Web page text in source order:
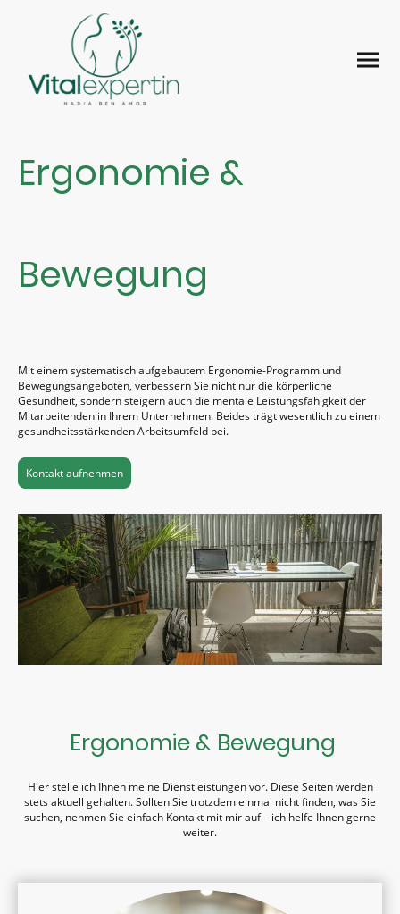
Ergonomie &
Bewegung
Mit einem systematisch aufgebautem Ergonomie-Programm und
Bewegungsangeboten, verbessern Sie nicht nur die körperliche
Gesundheit, sondern steigern auch die mentale Leistungsfähigkeit der
Mitarbeitenden in Ihrem Unternehmen. Beides trägt wesentlich zu einem
gesundheitsstärkenden Arbeitsumfeld bei.
Kontakt aufnehmen
Ergonomie & Bewegung
Hier stelle ich Ihnen meine Dienstleistungen vor. Diese Seiten werden
stets aktuell gehalten. Sollten Sie trotzdem einmal nicht finden, was Sie
suchen, nehmen Sie einfach Kontakt mit mir auf – ich helfe Ihnen gerne
weiter.